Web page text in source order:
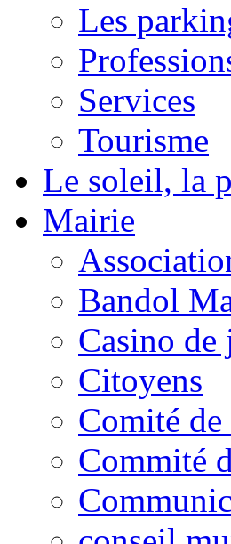
Les
Services
Tourisme
Le soleil, la
Mairie
Bandol
Casino de
Citoyens
Comité
Commité